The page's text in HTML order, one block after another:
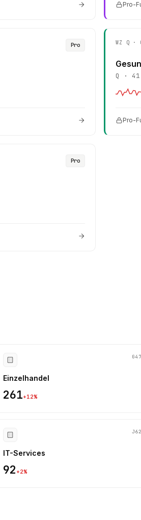
Pro-
Pro WZ Q ·
Q · 41
Pro-
Pro
G47
Einzelhandel
261+12%
J62
IT-Services
92 +2%